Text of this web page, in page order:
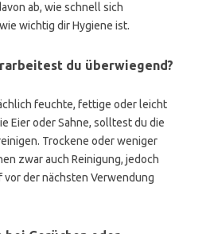
ab, wie schnell sich
wichtig dir Hygiene ist.
du überwiegend?
feuchte, fettige oder leicht
Eier oder Sahne, solltest du die
Trockene oder weniger
zwar auch Reinigung, jedoch
vor der nächsten Verwendung